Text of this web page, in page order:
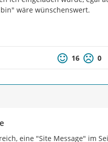
wäre wünschenswert.
16 0
eine "Site Message" im